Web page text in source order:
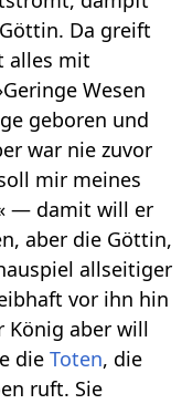
Da greift
alles mit
Wesen
geboren und
war nie zuvor
mir meines
— damit will er
aber die Göttin,
allseitiger
vor ihn hin
König aber will
dieToten, die
ruft. Sie